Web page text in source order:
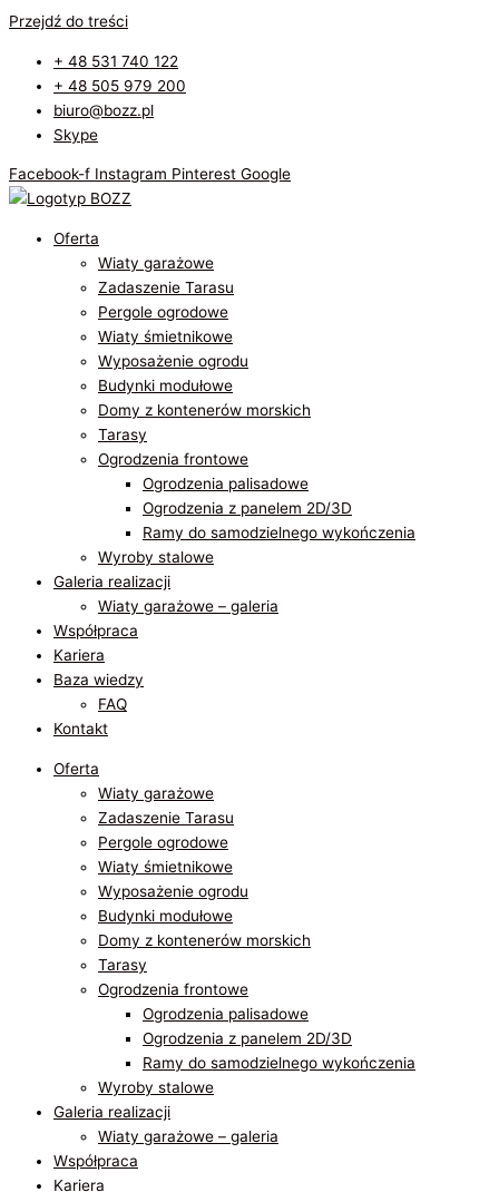
Przejdź do treści
+ 48 531 740 122
+ 48 505 979 200
biuro@bozz.pl
Skype
Facebook-f Instagram Pinterest Google
Oferta
Wiaty garażowe
Zadaszenie Tarasu
Pergole ogrodowe
Wiaty śmietnikowe
Wyposażenie ogrodu
Budynki modułowe
Domy z kontenerów morskich
Tarasy
Ogrodzenia frontowe
Ogrodzenia palisadowe
Ogrodzenia z panelem 2D/3D​
Ramy do samodzielnego wykończenia
Wyroby stalowe
Galeria realizacji
Wiaty garażowe – galeria
Współpraca
Kariera
Baza wiedzy
FAQ
Kontakt
Oferta
Wiaty garażowe
Zadaszenie Tarasu
Pergole ogrodowe
Wiaty śmietnikowe
Wyposażenie ogrodu
Budynki modułowe
Domy z kontenerów morskich
Tarasy
Ogrodzenia frontowe
Ogrodzenia palisadowe
Ogrodzenia z panelem 2D/3D​
Ramy do samodzielnego wykończenia
Wyroby stalowe
Galeria realizacji
Wiaty garażowe – galeria
Współpraca
Kariera